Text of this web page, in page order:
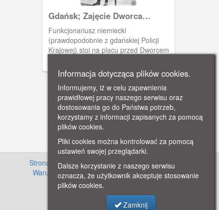
Gdańsk; Zajęcie Dworca
Głównego w Gdańsku przez
oddziały niemieckie po
wybuchu wojny.
Funkcjonariusz niemiecki
(prawdopodobnie z gdańskiej Policji
Krajowej) stoi na placu przed Dworcem
trzymając karabin, a w drugim tabliczkę
z napisem "HALT! / Gefahr ! Es wird
scharf geschossen" (niem. "Stać !
Niebespieczeństwo ! Możliwy silny
ostrzału"). Ubrany w strój policyjny, na
głowie ma okrągłą czapkę z szerokim
denkiem. Dalej drugi funkcjonariusz,
podobnie ubrany, z karabinem pod
pachą. W głębi budynek Dworca
Głównego z półkolistym witrażowym
oknem nad wejściem i wieżą zegarową.
U góry druty trakcji tramwajowej. Zakaz
kopiowania, zasób dostępny w zbiorach
IPN, sygnatura: GK-5-1-6-5
Strona główna · Informacje o projekcie · Cennik
Warunki używania zasobów
· Kontakt ·
Regulamin
serwisu
· Polityka prywatności
Informacja dotycząca plików cookies.
Informujemy, iż w celu zapewnienia
prawidłowej pracy naszego serwisu oraz
dostosowania go do Państwa potrzeb,
korzystamy z informacji zapisanych za pomocą
plików cookies.
Pliki cookies można kontrolować za pomocą
ustawień swojej przeglądarki.
Dalsze korzystanie z naszego serwisu
oznacza, że użytkownik akceptuje stosowanie
plików cookies.
Zamknij